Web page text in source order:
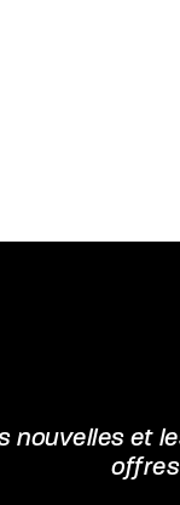
nouvelles et